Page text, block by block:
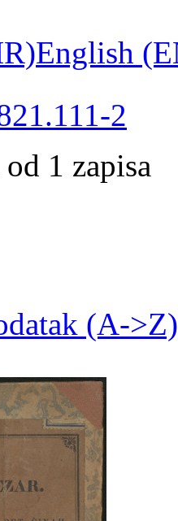
English
2
1 zapisa
(A->Z)